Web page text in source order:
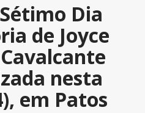
Dia
de Joyce
nesta
em Patos